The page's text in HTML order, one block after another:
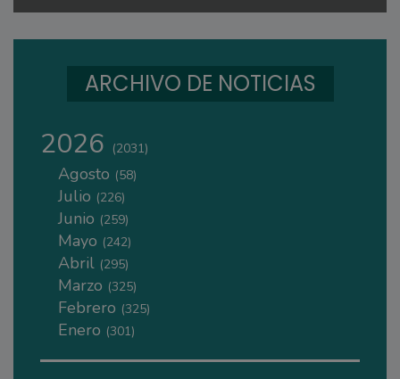
ARCHIVO DE NOTICIAS
2026 (2031)
Agosto (58)
Julio (226)
Junio (259)
Mayo (242)
Abril (295)
Marzo (325)
Febrero (325)
Enero (301)